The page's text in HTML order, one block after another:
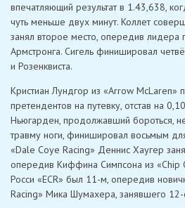
впечатляющий результат в 1.43,638,
чуть меньше двух минут. Коллет
занял второе место, опередив лидера
Армстронга. Сигель финишировал
и Розенквиста.
Кристиан Лундгор из «Arrow McLaren»
претендентов на путевку, отстав на
Ньюгарден, продолжавший бороться,
травму ноги, финишировал восьмым
«Dale Coye Racing» Деннис Хаугер
опередив Киффина Симпсона из «Chip
Росси «ECR» был 11-м, опередив
Racing» Мика Шумахера, занявшего 12-